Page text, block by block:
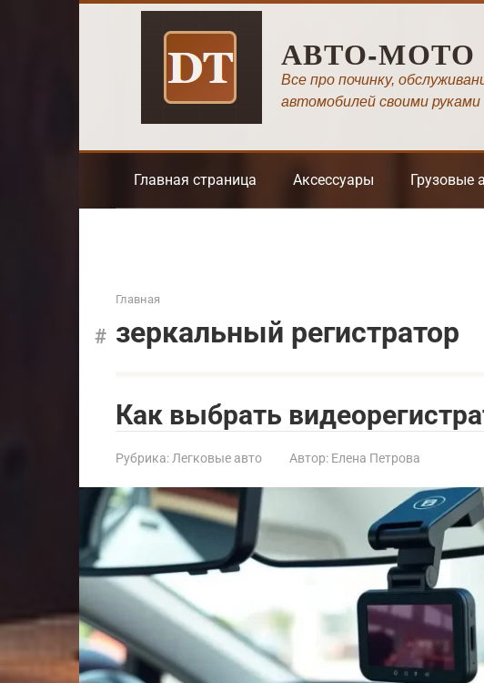
АВТО-МОТО
Все про починку,
автомобилей своими руками
Главная страница Аксессуары Грузовые
Главная
зеркальный регистратор
Как выбрать
Рубрика: Легковые авто Автор: Елена Петрова